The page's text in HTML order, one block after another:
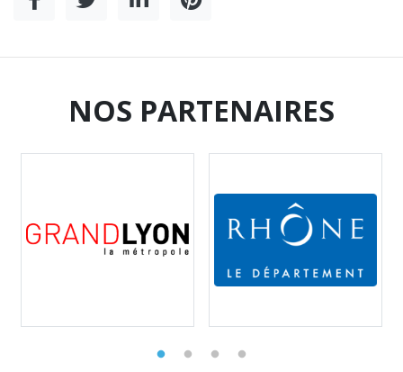
NOS PARTENAIRES